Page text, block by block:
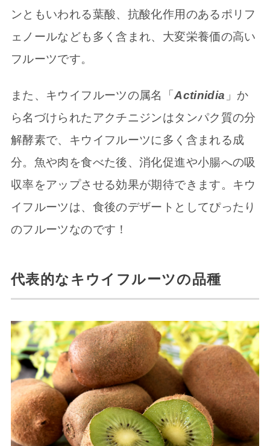
ンともいわれる葉酸、抗酸化作用のあるポリフ
ェノールなども多く含まれ、大変栄養価の高い
フルーツです。
また、キウイフルーツの属名「Actinidia 」か
ら名づけられたアクチニジンはタンパク質の分
解酵素で、キウイフルーツに多く含まれる成
分。魚や肉を食べた後、消化促進や小腸への吸
収率をアップさせる効果が期待できます。キウ
イフルーツは、食後のデザートとしてぴったり
のフルーツなのです！
代表的なキウイフルーツの品種